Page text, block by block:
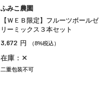
ふみこ農園
【ＷＥＢ限定】フルーツボールゼ
リーミックス３本セット
3,672 円 （8%税込）
在庫：✕
二重包装不可